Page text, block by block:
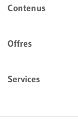
Contenus
Offres
Services